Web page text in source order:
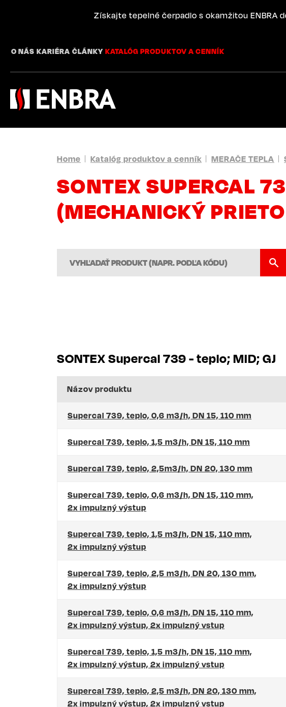
Získajte tepelné čerpadlo s okamžitou ENBRA
O NÁS KARIÉRA ČLÁNKY KATALÓG PRODUKTOV A CENNÍK
BREADCRUMB
Home Katalóg produktov a cenník MERAČE TEPLA
SONTEX SUPERCAL
(MECHANICKÝ
SONTEX Supercal 739 - teplo; MID; GJ
Názov produktu
Supercal 739, teplo, 0,6 m3/h, DN 15, 110 mm
Supercal 739, teplo, 1,5 m3/h, DN 15, 110 mm
Supercal 739, teplo, 2,5m3/h, DN 20, 130 mm
Supercal 739, teplo, 0,6 m3/h, DN 15, 110 mm,
2x impulzný výstup
Supercal 739, teplo, 1,5 m3/h, DN 15, 110 mm,
2x impulzný výstup
Supercal 739, teplo, 2,5 m3/h, DN 20, 130 mm,
2x impulzný výstup
Supercal 739, teplo, 0,6 m3/h, DN 15, 110 mm,
2x impulzný výstup, 2x impulzný vstup
Supercal 739, teplo, 1,5 m3/h, DN 15, 110 mm,
2x impulzný výstup, 2x impulzný vstup
Supercal 739, teplo, 2,5 m3/h, DN 20, 130 mm,
2x impulzný výstup, 2x impulzný vstup